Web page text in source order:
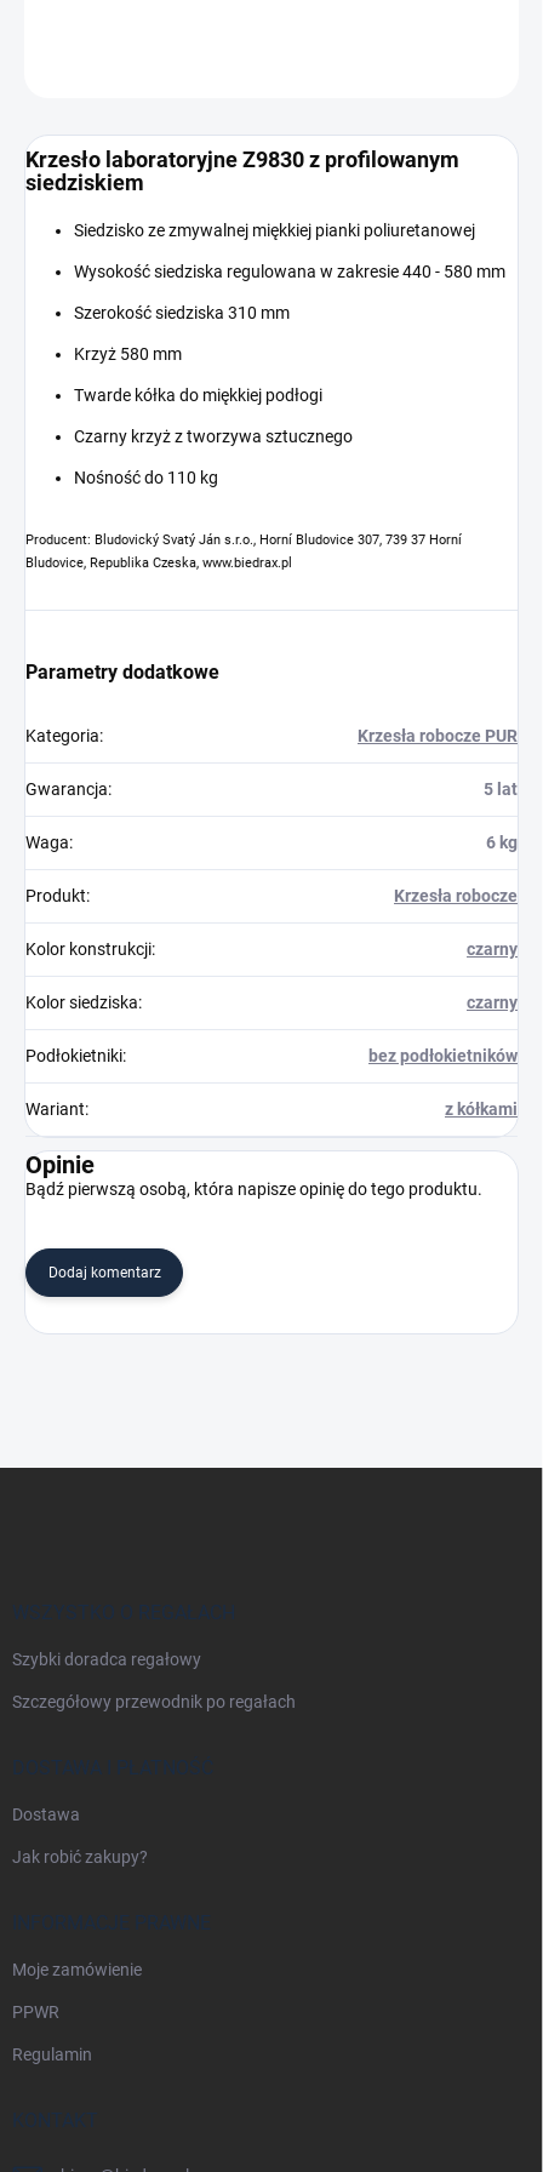
Krzesło laboratoryjne Z9830 z profilowanym
siedziskiem
Siedzisko ze zmywalnej miękkiej pianki poliuretanowej
Wysokość siedziska regulowana w zakresie 440 - 580 mm
Szerokość siedziska 310 mm
Krzyż 580 mm
Twarde kółka do miękkiej podłogi
Czarny krzyż z tworzywa sztucznego
Nośność do 110 kg
Producent: Bludovický Svatý Ján s.r.o., Horní Bludovice 307, 739 37 Horní
Bludovice, Republika Czeska, www.biedrax.pl
Parametry dodatkowe
Kategoria: Krzesła robocze PUR
Gwarancja: 5 lat
Waga: 6 kg
Produkt: Krzesła robocze
Kolor konstrukcji: czarny
Kolor siedziska: czarny
Podłokietniki: bez podłokietników
Wariant: z kółkami
Opinie
Bądź pierwszą osobą, która napisze opinię do tego produktu.
Dodaj komentarz
WSZYSTKO O REGAŁACH
Szybki doradca regałowy
Szczegółowy przewodnik po regałach
DOSTAWA I PŁATNOŚĆ
Dostawa
Jak robić zakupy?
INFORMACJE PRAWNE
Moje zamówienie
PPWR
Regulamin
KONTAKT